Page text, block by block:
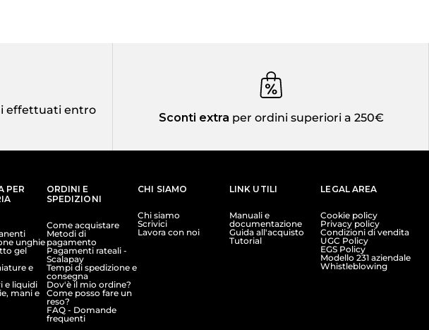
effettuati entro
Sconti extra per ordini superiori a 250€
PER
unghie
gel
e
e liquidi
mani e
ORDINI E
SPEDIZIONI
Come acquistare
Metodi di
pagamento
Pagamenti rateali -
Scalapay
Tempi di spedizione e
consegna
Dov'è il mio ordine?
Come posso fare un
reso?
FAQ - Domande
frequenti
CHI SIAMO
Chi siamo
Scrivici
Lavora con noi
LINK UTILI
Manuali e
documentazione
Guida all'acquisto
Tutorial
LEGAL AREA
Cookie policy
Privacy policy
Condizioni di vendita
UGC Policy
EGS Policy
Modello 231 aziendale
Whistleblowing